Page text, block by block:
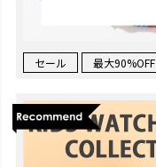
セール 最大90%OFF